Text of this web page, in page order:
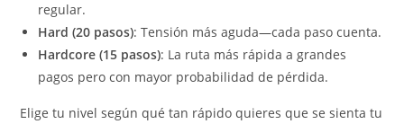
regular.
Hard (20 pasos): Tensión más aguda—cada paso cuenta.
Hardcore (15 pasos): La ruta más rápida a grandes
pagos pero con mayor probabilidad de pérdida.
Elige tu nivel según qué tan rápido quieres que se sienta tu